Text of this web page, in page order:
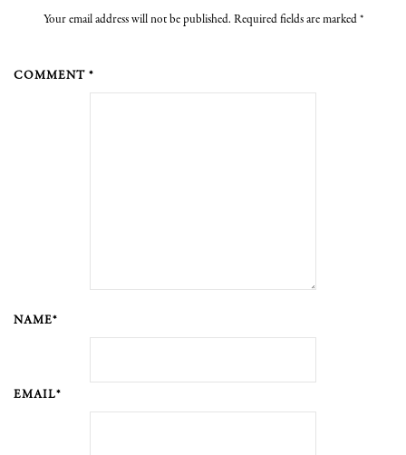
Your email address will not be published. Required fields are marked *
COMMENT *
NAME*
EMAIL*